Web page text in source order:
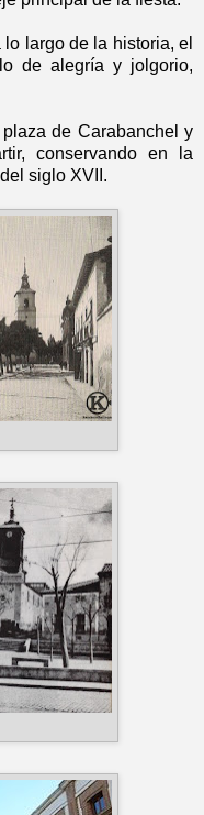
largo de la historia, el
de alegría y jolgorio,
de Carabanchel y
conservando en la
siglo XVII.